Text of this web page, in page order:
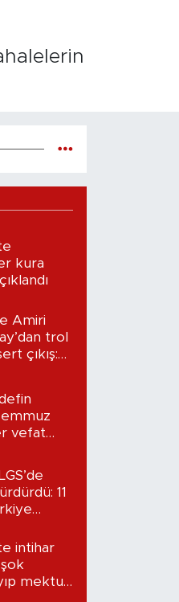
kura
Amiri
trol
çıkış:
vefat
11
intihar
mektup